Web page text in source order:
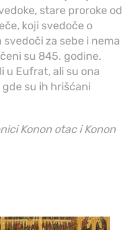
stare proroke od
koji svedoče o
za sebe i nema
su 845. godine.
u Eufrat, ali su ona
su ih hrišćani
Konon otac i Konon